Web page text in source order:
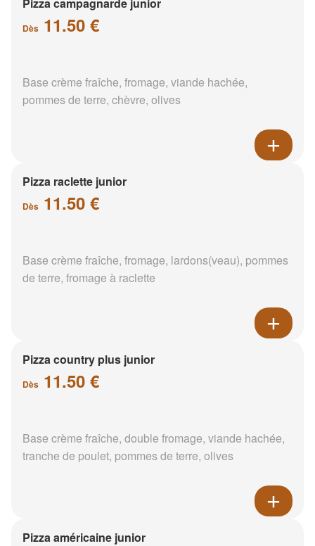
Dès 11.50 €
Base crème fraîche, fromage, viande hachée,
pommes de terre, chèvre, olives
Pizza raclette junior
Dès 11.50 €
Base crème fraîche, fromage, lardons(veau), pommes
de terre, fromage à raclette
Pizza country plus junior
Dès 11.50 €
Base crème fraîche, double fromage, viande hachée,
tranche de poulet, pommes de terre, olives
Pizza américaine junior